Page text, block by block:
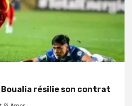
Boualia résilie son contrat